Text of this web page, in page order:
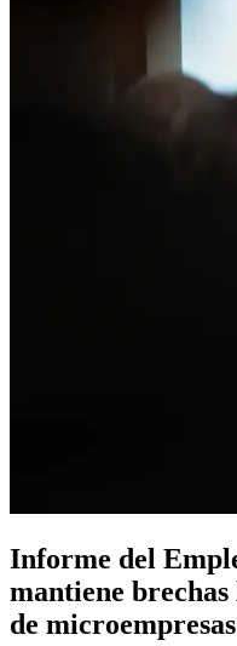
Informe del
mantiene
de microempresas